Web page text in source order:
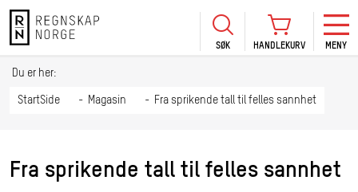
SØK HANDLEKURV MENY
Mine
Du er her:
StartSide Magasin Fra sprikende tall til felles sannhet
Fra sprikende tall til felles sannhet